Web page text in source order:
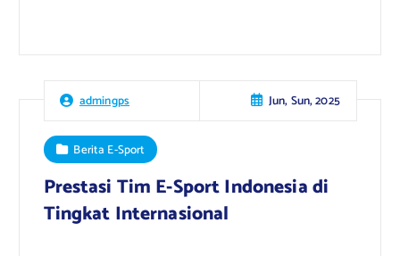
admingps Jun, Sun, 2025
Berita E-Sport
Prestasi Tim E-Sport Indonesia di
Tingkat Internasional